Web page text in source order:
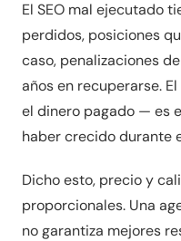
El SEO mal ejecutado
perdidos, posiciones
caso, penalizaciones
años en recuperarse.
el dinero pagado — es
haber crecido durante
Dicho esto, precio y
proporcionales. Una
no garantiza mejores